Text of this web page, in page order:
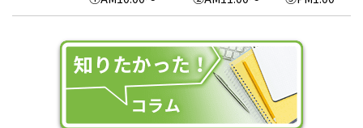
～ ④PM2:00～ ⑤PM3:00～